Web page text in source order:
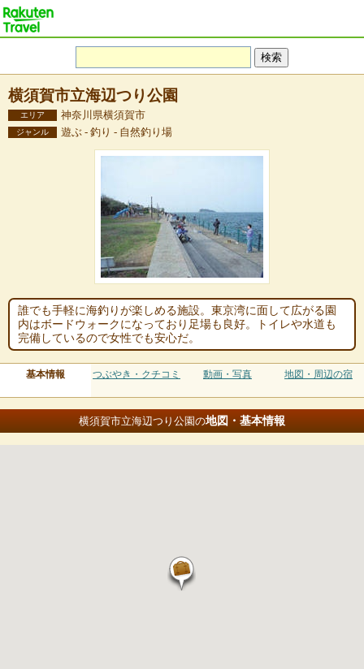
横須賀市立海辺つり公園
エリア 神奈川県横須賀市
ジャンル 遊ぶ - 釣り - 自然釣り場
誰でも手軽に海釣りが楽しめる施設。東京湾に面して広がる園
内はボードウォークになっており足場も良好。トイレや水道も
完備しているので女性でも安心だ。
基本情報 つぶやき・クチコミ 動画・写真 地図・周辺の宿
横須賀市立海辺つり公園の地図・基本情報